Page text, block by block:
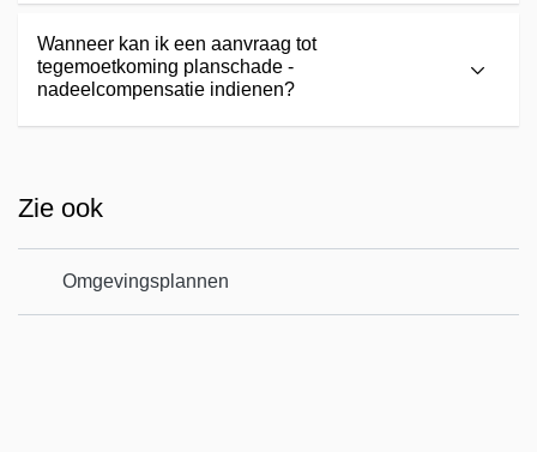
Wanneer kan ik een aanvraag tot
tegemoetkoming planschade -
nadeelcompensatie indienen?
Zie ook
Omgevingsplannen